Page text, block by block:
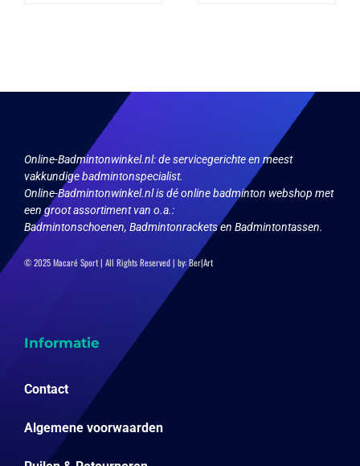
worden
productpagina
worden
productpagina
Online-Badmintonwinkel.nl:de servicegerichte en meest
vakkundige badmintonspecialist.
Online-Badmintonwinkel.nl is dé online badminton webshop met
een groot assortiment van o.a.:
Badmintonschoenen, Badmintonrackets en Badmintontassen.
© 2025 Macaré Sport | All Rights Reserved | by:Ber|Art
Informatie
Contact
Algemene voorwaarden